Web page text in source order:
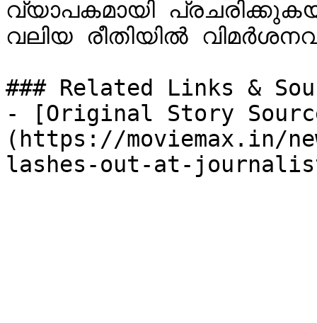
വ്യാപകമായി
വലിയ രീതിയിൽ
### Related Links &
- [Original Story
(https://moviemax.in/
lashes-out-at-